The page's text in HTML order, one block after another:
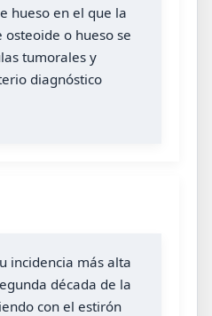
hueso en el que la
o hueso se
tumorales y
diagnóstico
incidencia más alta
década de la
con el estirón